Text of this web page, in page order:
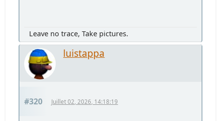
Leave no trace, Take pictures.
luistappa
#320 Juillet 02, 2026, 14:18:19